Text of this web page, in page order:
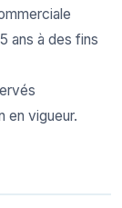
ans à des fins
en vigueur.